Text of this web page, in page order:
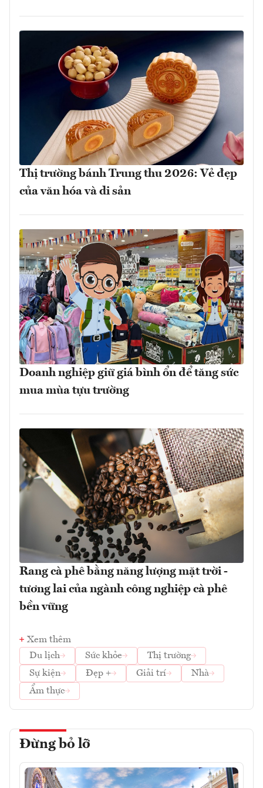
Thị trường bánh Trung thu 2026: Vẻ đẹp
của văn hóa và di sản
Doanh nghiệp giữ giá bình ổn để tăng sức
mua mùa tựu trường
Rang cà phê bằng năng lượng mặt trời -
tương lai của ngành công nghiệp cà phê
bền vững
Xem thêm
Du lịch
Sức khỏe
Thị trường
Sự kiện
Đẹp + Giải trí
Nhà
Ẩm thực
Đừng bỏ lỡ